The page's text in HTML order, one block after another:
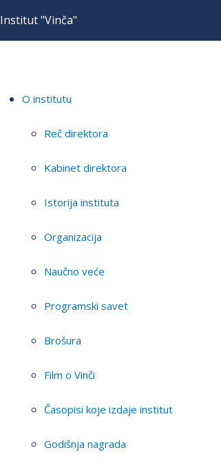
Institut "Vinča"
O institutu
Reč direktora
Kabinet direktora
Istorija instituta
Organizacija
Naučno veće
Programski savet
Brošura
Film o Vinči
Časopisi koje izdaje institut
Godišnja nagrada